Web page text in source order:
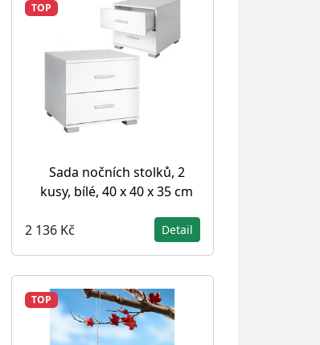
TOP
Sada nočních stolků, 2
kusy, bílé, 40 x 40 x 35 cm
2 136 Kč Detail
TOP